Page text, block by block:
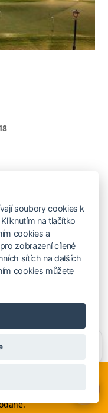
i Austrian lety po
nabízí akční ceny,
×
soubory cookies k
na tlačítko
cookies a
zobrazení cílené
sítích na dalších
cookies můžete
se našeho asistenta